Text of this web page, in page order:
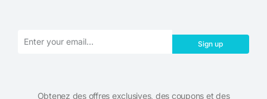
Sign up
Obtenez des offres exclusives, des coupons et des